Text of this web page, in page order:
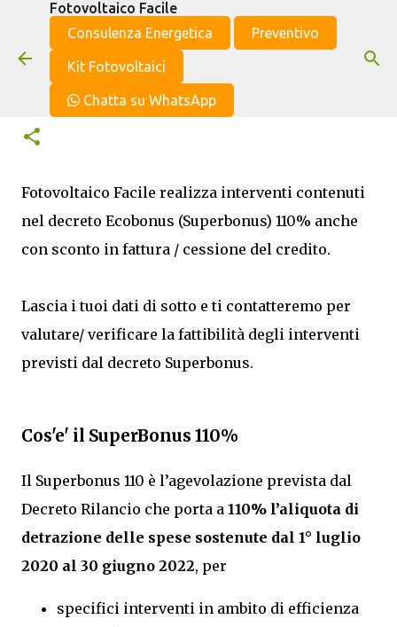
Passa ai contenuti principali
Fotovoltaico Facile
Consulenza Energetica
Preventivo
Kit Fotovoltaici
Chatta su WhatsApp
Superbonus 110%
Fotovoltaico Facile realizza interventi contenuti
nel decreto Ecobonus (Superbonus) 110% anche
con sconto in fattura / cessione del credito.
Lascia i tuoi dati di sotto e ti contatteremo per
valutare/ verificare la fattibilità degli interventi
previsti dal decreto Superbonus.
Cos'e' il SuperBonus 110%
Il Superbonus 110 è l’agevolazione prevista dal
Decreto Rilancio che porta a 110% l’aliquota di
detrazione delle spese sostenute dal 1° luglio
2020 al 30 giugno 2022, per
specifici interventi in ambito di efficienza